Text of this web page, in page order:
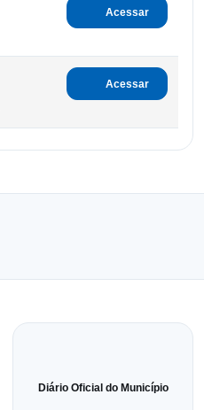
Acessar
Acessar
Diário Oficial do Município